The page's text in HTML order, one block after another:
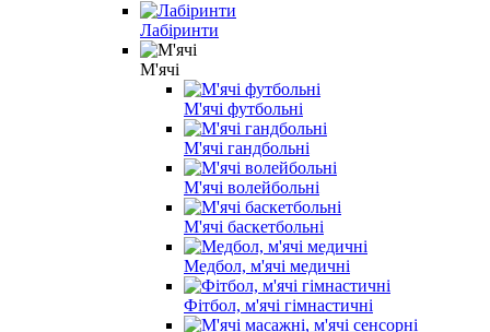
Лабіринти
М'ячі
М'ячі футбольні
М'ячі гандбольні
М'ячі волейбольні
М'ячі баскетбольні
Медбол, м'ячі медичні
Фітбол, м'ячі гімнастичні